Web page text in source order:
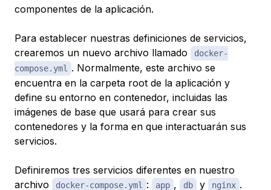
componentes de la aplicación.
Para establecer nuestras definiciones de servicios,
crearemos un nuevo archivo llamado
docker-
compose.yml . Normalmente, este archivo se
encuentra en la carpeta root de la aplicación y
define su entorno en contenedor, incluidas las
imágenes de base que usará para crear sus
contenedores y la forma en que interactuarán sus
servicios.
Definiremos tres servicios diferentes en nuestro
archivo
docker-compose.yml : app , db y nginx .